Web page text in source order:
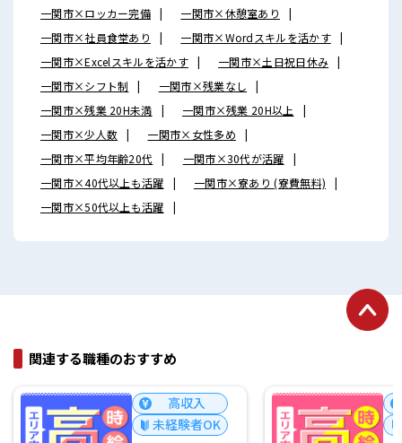
一関市×ロッカー完備
一関市×休憩室あり
一関市×社員食堂あり
一関市×Wordスキルを活かす
一関市×Excelスキルを活かす
一関市×土日祝日休み
一関市×シフト制
一関市×残業なし
一関市×残業 20H未満
一関市×残業 20H以上
一関市×少人数
一関市×女性多め
一関市×平均年齢20代
一関市×30代が活躍
一関市×40代以上も活躍
一関市×寮あり (寮費無料)
一関市×50代以上も活躍
関連する職種のおすすめ
高収入
未経験者OK